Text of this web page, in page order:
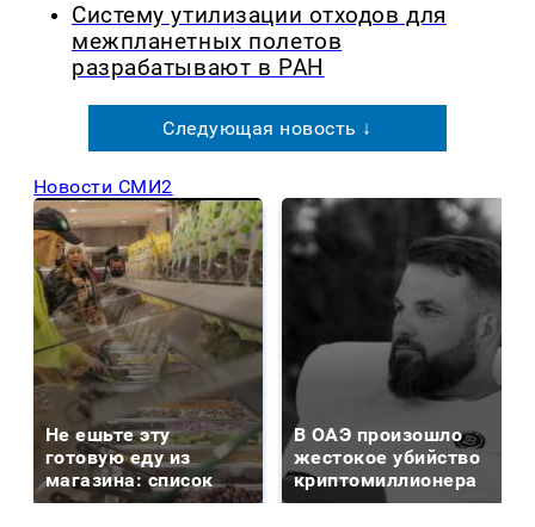
Систему утилизации отходов для
межпланетных полетов
разрабатывают в РАН
Следующая новость ↓
Новости СМИ2
Не ешьте эту
готовую еду из
магазина: список
В ОАЭ произошло
жестокое убийство
криптомиллионера